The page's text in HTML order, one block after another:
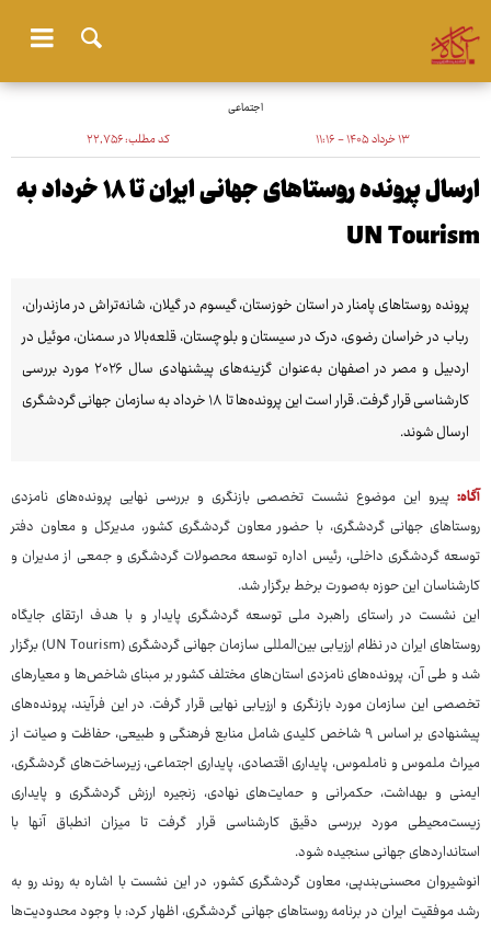
اجتماعی
۱۳ خرداد ۱۴۰۵ - ۱۱:۱۶ کد مطلب:۲۲٬۷۵۶
ارسال پرونده روستاهای جهانی ایران تا ۱۸ خرداد به
UN Tourism
پرونده روستاهای پامنار در استان خوزستان، گیسوم در گیلان، شانه‌تراش در مازندران،
رباب در خراسان رضوی، درک در سیستان و بلوچستان، قلعه‌بالا در سمنان، موئیل در
اردبیل و مصر در اصفهان به‌عنوان گزینه‌های پیشنهادی سال ۲۰۲۶ مورد بررسی
کارشناسی قرار گرفت. قرار است این پرونده‌ها تا ۱۸ خرداد به سازمان جهانی گردشگری
ارسال شوند.
آگاه: پیرو این موضوع نشست تخصصی بازنگری و بررسی نهایی پرونده‌های نامزدی
روستاهای جهانی گردشگری، با حضور معاون گردشگری کشور، مدیرکل و معاون دفتر
توسعه گردشگری داخلی، رئیس اداره توسعه محصولات گردشگری و جمعی از مدیران و
کارشناسان این حوزه به‌صورت برخط برگزار شد.
این نشست در راستای راهبرد ملی توسعه گردشگری پایدار و با هدف ارتقای جایگاه
روستاهای ایران در نظام ارزیابی بین‌المللی سازمان جهانی گردشگری (UN Tourism) برگزار
شد و طی آن، پرونده‌های نامزدی استان‌های مختلف کشور بر مبنای شاخص‌ها و معیارهای
تخصصی این سازمان مورد بازنگری و ارزیابی نهایی قرار گرفت. در این فرآیند، پرونده‌های
پیشنهادی بر اساس ۹ شاخص کلیدی شامل منابع فرهنگی و طبیعی، حفاظت و صیانت از
میراث ملموس و ناملموس، پایداری اقتصادی، پایداری اجتماعی، زیرساخت‌های گردشگری،
ایمنی و بهداشت، حکمرانی و حمایت‌های نهادی، زنجیره ارزش گردشگری و پایداری
زیست‌محیطی مورد بررسی دقیق کارشناسی قرار گرفت تا میزان انطباق آنها با
استانداردهای جهانی سنجیده شود.
انوشیروان محسنی‌بندپی، معاون گردشگری کشور، در این نشست با اشاره به روند رو به
رشد موفقیت ایران در برنامه روستاهای جهانی گردشگری، اظهار کرد: با وجود محدودیت‌ها